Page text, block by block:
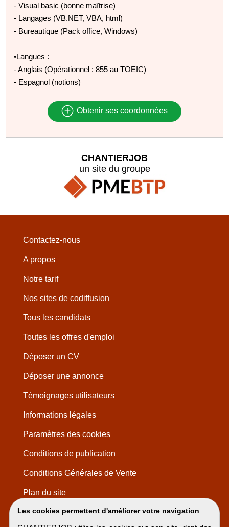
- Visual basic (bonne maîtrise)
- Langages (VB.NET, VBA, html)
- Bureautique (Pack office, Windows)
•Langues :
- Anglais (Opérationnel : 855 au TOEIC)
- Espagnol (notions)
Obtenir ses coordonnées
Les cookies permettent d'améliorer votre navigation
CHANTIERJOB
un site du groupe
Contactez-nous
A propos
Notre tarif
Nos sites de codiffusion
Tous les candidats
Toutes les offres d'emploi
Déposer un CV
Déposer une annonce
Témoignages utilisateurs
Informations légales
Paramètres des cookies
Conditions de publication
Conditions Générales de Vente
Plan du site